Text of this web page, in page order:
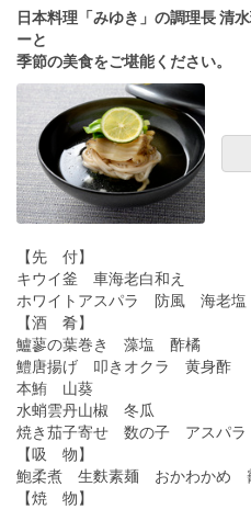
日本料理「みゆき」の調理長 清
ーと
季節の美食をご堪能ください。
【先 付】
キウイ釜 車海老白和え
ホワイトアスパラ 防風 海老塩
【酒 肴】
鱸蓼の葉巻き 藻塩 酢橘
鱧唐揚げ 叩きオクラ 黄身酢
本鮪 山葵
水蛸雲丹山椒 冬瓜
焼き茄子寄せ 数の子 アスパラ
【吸 物】
鮑柔煮 生麩素麺 おかわかめ
【焼 物】